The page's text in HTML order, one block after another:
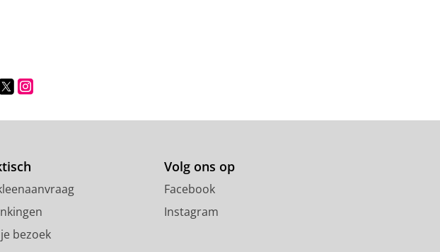
a
T
i
e
p
r
o
f
I
s
a
m
a
bezoek
Volg ons op
Facebook
Instagram